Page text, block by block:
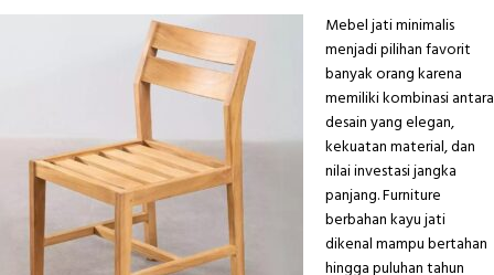
Mebel jati minimalis
menjadi pilihan favorit
banyak orang karena
memiliki kombinasi antara
desain yang elegan,
kekuatan material, dan
nilai investasi jangka
panjang. Furniture
berbahan kayu jati
dikenal mampu bertahan
hingga puluhan tahun